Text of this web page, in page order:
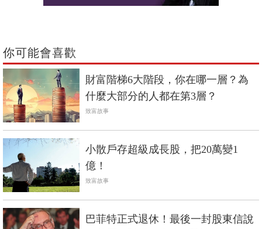
你可能會喜歡
財富階梯6大階段，你在哪一層？為
什麼大部分的人都在第3層？
致富故事
小散戶存超級成長股，把20萬變1
億！
致富故事
巴菲特正式退休！最後一封股東信說